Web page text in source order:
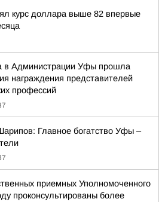
курс доллара выше 82 впервые
в Администрации Уфы прошла
награждения представителей
профессий
Главное богатство Уфы –
приемных Уполномоченного
проконсультированы более